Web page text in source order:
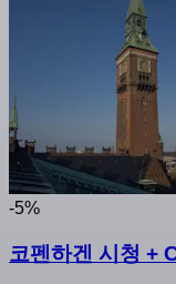
-5%
코펜하겐 시청 +